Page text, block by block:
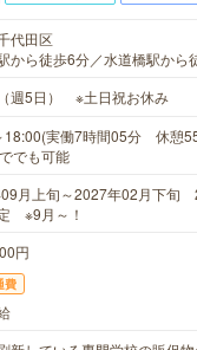
代田区
から徒歩6分／水道橋駅から
週5日） ※土日祝お休み
18:00(実働7時間05分 休憩55
でも可能
月上旬～2027年02月下旬
※9月～！
円
費